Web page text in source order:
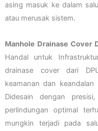
asing masuk ke dalam
atau merusak sistem.
Manhole Drainase Cover
Handal untuk
drainase cover dari
keamanan dan
Didesain dengan
perlindungan optimal
mungkin terjadi pada